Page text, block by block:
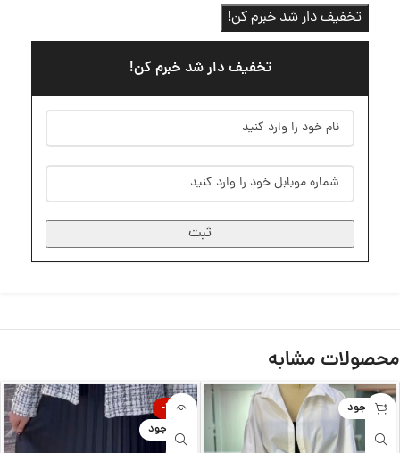
تخفیف دار شد خبرم کن!
تخفیف دار شد خبرم کن!
ثبت
محصولات مشابه
ناموجود
-20%
ناموجود